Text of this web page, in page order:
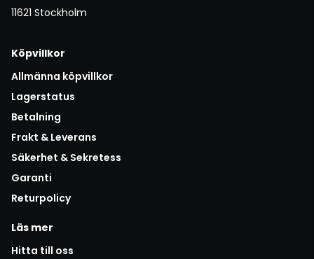
11621 Stockholm
Köpvillkor
Allmänna köpvillkor
Lagerstatus
Betalning
Frakt & Leverans
Säkerhet & Sekretess
Garanti
Returpolicy
Läs mer
Hitta till oss